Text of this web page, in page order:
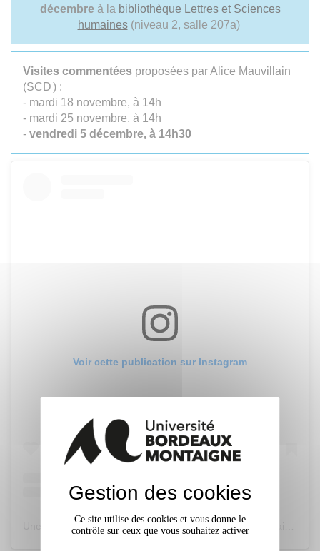
décembreà la bibliothèque Lettres et Sciences
humaines(niveau 2, salle 207a)
Visites commentées proposées par Alice Mauvillain
(SCD) :
- mardi 18 novembre, à 14h
- mardi 25 novembre, à 14h
- vendredi 5 décembre, à 14h30
Voir cette publication sur Instagram
Gestion des cookies
Ce site utilise des cookies et vous donne le
contrôle sur ceux que vous souhaitez activer